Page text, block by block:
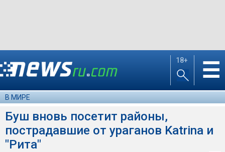
18+ ☰
В МИРЕ
Буш вновь посетит районы,
пострадавшие от ураганов Katrina и
"Рита"